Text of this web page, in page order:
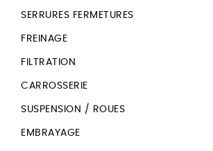
SERRURES FERMETURES
FREINAGE
FILTRATION
CARROSSERIE
SUSPENSION / ROUES
EMBRAYAGE